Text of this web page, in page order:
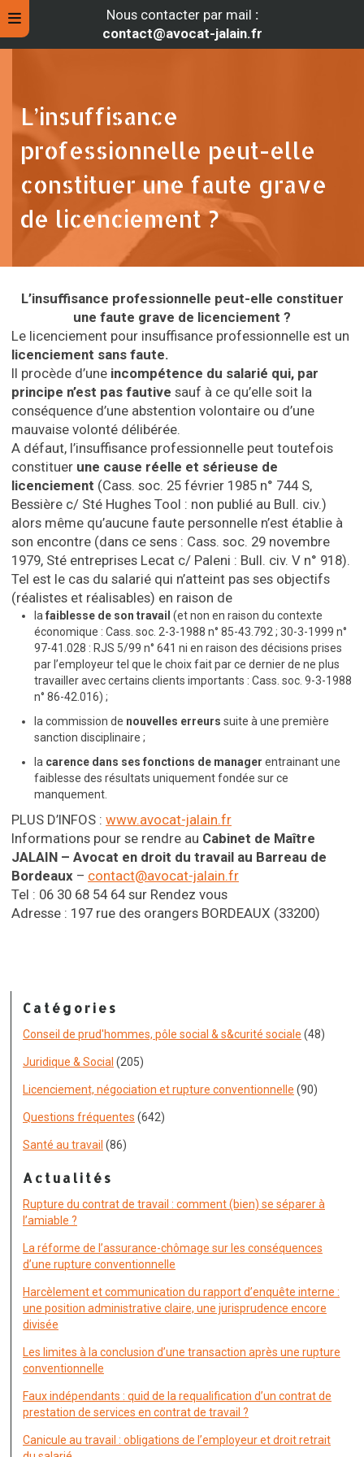
Nous contacter par mail :
contact@avocat-jalain.fr
L’insuffisance
professionnelle peut-elle
constituer une faute grave
de licenciement ?
L’insuffisance professionnelle peut-elle constituer
une faute grave de licenciement ?
Le licenciement pour insuffisance professionnelle est un
licenciement sans faute.
Il procède d’une incompétence du salarié qui, par
principe n’est pas fautive sauf à ce qu’elle soit la
conséquence d’une abstention volontaire ou d’une
mauvaise volonté délibérée.
A défaut, l’insuffisance professionnelle peut toutefois
constituer une cause réelle et sérieuse de
licenciement (Cass. soc. 25 février 1985 n° 744 S,
Bessière c/ Sté Hughes Tool : non publié au Bull. civ.)
alors même qu’aucune faute personnelle n’est établie à
son encontre (dans ce sens : Cass. soc. 29 novembre
1979, Sté entreprises Lecat c/ Paleni : Bull. civ. V n° 918).
Tel est le cas du salarié qui n’atteint pas ses objectifs
(réalistes et réalisables) en raison de
la faiblesse de son travail (et non en raison du contexte
économique : Cass. soc. 2-3-1988 n° 85-43.792 ; 30-3-1999 n°
97-41.028 : RJS 5/99 n° 641 ni en raison des décisions prises
par l’employeur tel que le choix fait par ce dernier de ne plus
travailler avec certains clients importants : Cass. soc. 9-3-1988
n° 86-42.016) ;
la commission de nouvelles erreurs suite à une première
sanction disciplinaire ;
la carence dans ses fonctions de manager entrainant une
faiblesse des résultats uniquement fondée sur ce
manquement.
PLUS D’INFOS : www.avocat-jalain.fr
Informations pour se rendre au Cabinet de Maître
JALAIN – Avocat en droit du travail au Barreau de
Bordeaux – contact@avocat-jalain.fr
Tel : 06 30 68 54 64 sur Rendez vous
Adresse : 197 rue des orangers BORDEAUX (33200)
Catégories
Conseil de prud'hommes, pôle social & s&curité sociale (48)
Juridique & Social (205)
Licenciement, négociation et rupture conventionnelle (90)
Questions fréquentes (642)
Santé au travail (86)
Actualités
Rupture du contrat de travail : comment (bien) se séparer à
l’amiable ?
La réforme de l’assurance-chômage sur les conséquences
d’une rupture conventionnelle
Harcèlement et communication du rapport d’enquête interne :
une position administrative claire, une jurisprudence encore
divisée
Les limites à la conclusion d’une transaction après une rupture
conventionnelle
Faux indépendants : quid de la requalification d’un contrat de
prestation de services en contrat de travail ?
Canicule au travail : obligations de l’employeur et droit retrait